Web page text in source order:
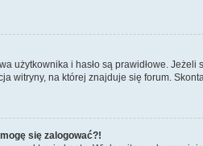
użytkownika i hasło są prawidłowe.
witryny, na której znajduje się forum.
się zalogować?!